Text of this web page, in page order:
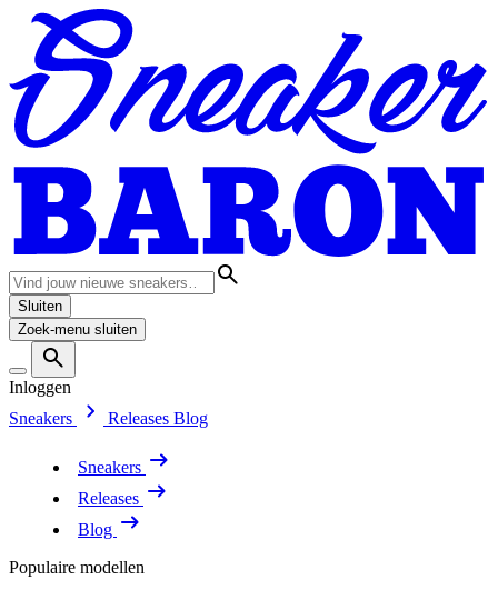
Sluiten
Zoek-menu sluiten
Inloggen
Sneakers
Releases Blog
Sneakers
Releases
Blog
Populaire modellen